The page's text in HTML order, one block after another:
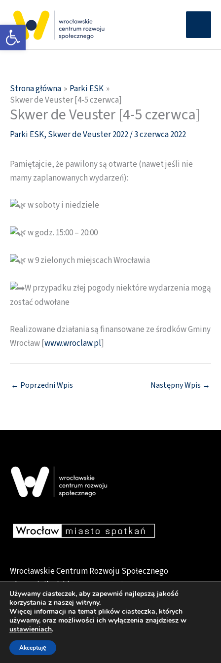
Otwórz pasek narzędzi
treści
Strona główna
Parki ESK
Skwer de Veuster [4-5 czerwca]
Skwer de Veuster [4-5 czerwca]
Parki ESK, Skwer de Veuster 2022/3 czerwca 2022
Pamiętajcie, że pawilony są otwarte (nawet jeśli nie
mamy zaplanowanych wydarzeń):
w soboty i niedziele
w godz. 15:00 – 20:00
w 9 zielonych miejscach Wrocławia
W przypadku złej pogody niektóre wydarzenia mogą
zostać odwołane
Realizowane działania są finansowane ze środków Gminy
Wrocław [www.wroclaw.pl]
← Poprzedni Wpis Następny Wpis →
Wrocławskie Centrum Rozwoju Społecznego
pl. Dominikański 6, 50-159 Wrocław
Deklaracja dostępności
Używamy ciasteczek, aby zapewnić najlepszą jakość
korzystania z naszej witryny.
Więcej informacji na temat plików ciasteczka, których
używamy, oraz możliwości ich wyłączenia znajdziesz w
ustawieniach.
Akceptuję